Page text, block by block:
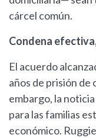
cárcel común.
Condena
El acuerdo
años de prisión
embargo, la
para las familias
económico.